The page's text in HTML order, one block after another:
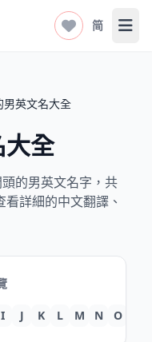
简 打
男英文名大全
全
頭的男英文名字，共
詳細的中文翻譯、
I J K L M N O